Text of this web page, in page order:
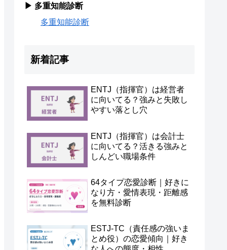
▶ 多重知能診断
多重知能診断
新着記事
ENTJ（指揮官）は経営者
に向いてる？強みと失敗し
やすい落とし穴
ENTJ（指揮官）は会計士
に向いてる？活きる強みと
しんどい職場条件
64タイプ恋愛診断｜好きに
なり方・愛情表現・距離感
を無料診断
ESTJ-TC（責任感の強いま
とめ役）の恋愛傾向｜好き